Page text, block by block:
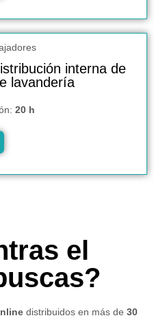
interna de
lavandería
20 h
el
distribuidos en más de 30